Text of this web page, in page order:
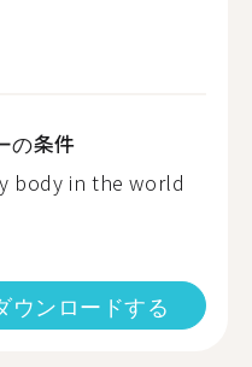
の条件
body in the world
ウンロードする